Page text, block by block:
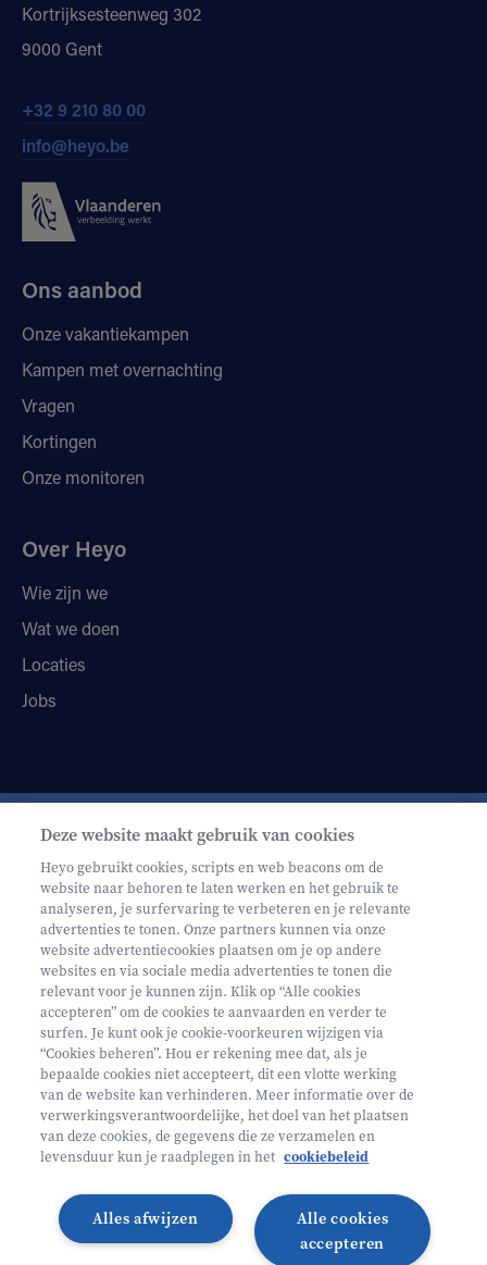
Kortrijksesteenweg 302
9000 Gent
+32 9 210 80 00
info@heyo.be
Ons aanbod
Onze vakantiekampen
Kampen met overnachting
Vragen
Kortingen
Onze monitoren
Over Heyo
Wie zijn we
Wat we doen
Locaties
Jobs
Schrijf je in op onze nieuwsbrief
Volg ons op
Volg onze Facebook pagina
Volg onze Instagram pagina
Volg onze LinkedIn pagina
Volg onze TikTok pagina
Partner van Helan
Toegankelijkheidsverklaring ↗
Cookie policy
Algemene voorwaarden
Integriteitsbeleid
Deze website maakt gebruik van cookies
Heyo gebruikt cookies, scripts en web beacons om de
website naar behoren te laten werken en het gebruik te
analyseren, je surfervaring te verbeteren en je relevante
advertenties te tonen. Onze partners kunnen via onze
website advertentiecookies plaatsen om je op andere
websites en via sociale media advertenties te tonen die
relevant voor je kunnen zijn. Klik op “Alle cookies
accepteren” om de cookies te aanvaarden en verder te
surfen. Je kunt ook je cookie-voorkeuren wijzigen via
“Cookies beheren”. Hou er rekening mee dat, als je
bepaalde cookies niet accepteert, dit een vlotte werking
van de website kan verhinderen. Meer informatie over de
verwerkingsverantwoordelijke, het doel van het plaatsen
van deze cookies, de gegevens die ze verzamelen en
levensduur kun je raadplegen in het cookiebeleid
Alle cookies
accepteren
Alles afwijzen